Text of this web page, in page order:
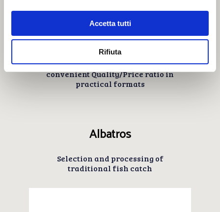
Accetta tutti
Rifiuta
Corallo
The simplicity of the catch for a most
convenient Quality/Price ratio in
practical formats
Albatros
Selection and processing of
traditional fish catch